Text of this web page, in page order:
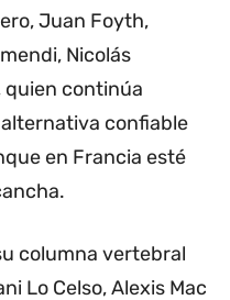
Juan Foyth,
Nicolás
quien continúa
confiable
en Francia esté
columna vertebral
Lo Celso, Alexis Mac